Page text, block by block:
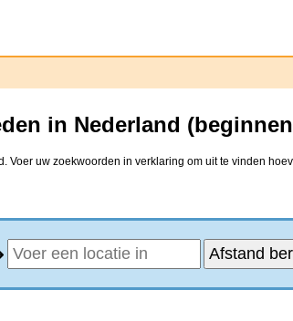
in Nederland
Voer uw zoekwoorden in verklaring om uit te vinden